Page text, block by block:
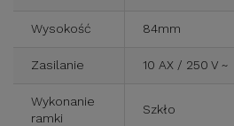
Wysokość 84mm
Zasilanie 10 AX / 250 V ~
Wykonanie
ramki
Szkło